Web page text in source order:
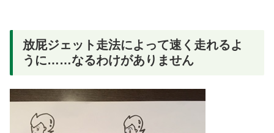
放屁ジェット走法によって速く走れるよ
うに……なるわけがありません